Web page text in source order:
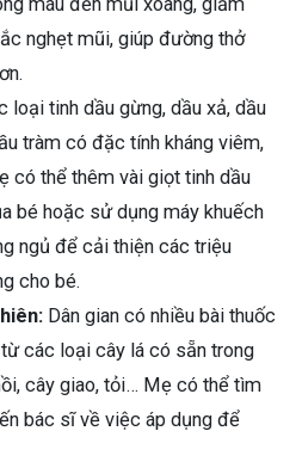
nghẹt mũi, giúp đường thở
loại tinh dầu gừng, dầu xả, dầu
tràm có đặc tính kháng viêm,
có thể thêm vài giọt tinh dầu
bé hoặc sử dụng máy khuếch
ngủ để cải thiện các triệu
cho bé.
Dân gian có nhiều bài thuốc
các loại cây lá có sẵn trong
cây giao, tỏi… Mẹ có thể tìm
bác sĩ về việc áp dụng để